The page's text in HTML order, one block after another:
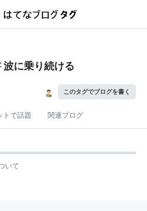
波に乗り続ける
このタグでブログを書く
トで話題 関連ブログ
いて